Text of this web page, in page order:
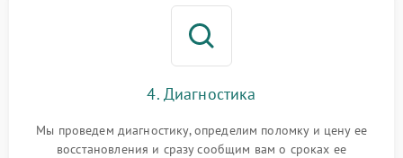
4. Диагностика
Мы проведем диагностику, определим поломку и цену ее
восстановления и сразу сообщим вам о сроках ее